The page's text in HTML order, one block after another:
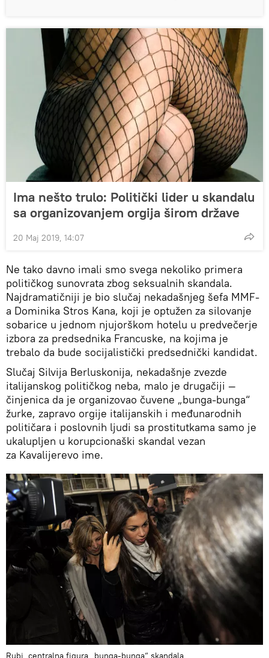
Ima nešto trulo: Politički lider u skandalu
sa organizovanjem orgija širom države
20 Maj 2019, 14:07
Ne tako davno imali smo svega nekoliko primera
političkog sunovrata zbog seksualnih skandala.
Najdramatičniji je bio slučaj nekadašnjeg šefa MMF-
a Dominika Stros Kana, koji je optužen za silovanje
sobarice u jednom njujorškom hotelu u predvečerje
izbora za predsednika Francuske, na kojima je
trebalo da bude socijalistički predsednički kandidat.
Slučaj Silvija Berluskonija, nekadašnje zvezde
italijanskog političkog neba, malo je drugačiji —
činjenica da je organizovao čuvene „bunga-bunga“
žurke, zapravo orgije italijanskih i međunarodnih
političara i poslovnih ljudi sa prostitutkama samo je
ukalupljen u korupcionaški skandal vezan
za Kavalijerevo ime.
Rubi, centralna figura „bunga-bunga“ skandala